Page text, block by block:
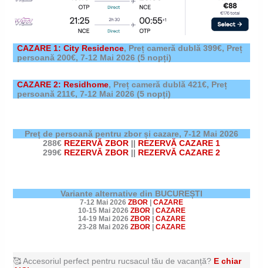
CAZARE 1: City Residence, Preț cameră dublă 399€, Preț
persoană 200€, 7-12 Mai 2026(5 nopți)
CAZARE 2: Residhome, Preț cameră dublă 421€, Preț
persoană 211€, 7-12 Mai 2026(5 nopți)
Preț de persoană pentru zbor și cazare, 7-12 Mai 2026
288€ REZERVĂ ZBOR || REZERVĂ CAZARE 1
299€ REZERVĂ ZBOR || REZERVĂ CAZARE 2
Variante alternative din BUCUREȘTI
7-12 Mai 2026 ZBOR
CAZARE
10-15 Mai 2026 ZBOR| CAZARE
14-19 Mai 2026 ZBOR| CAZARE
23-28 Mai 2026 ZBOR| CAZARE
🥰 Accesoriul perfect pentru rucsacul tău de vacanță? E chiar